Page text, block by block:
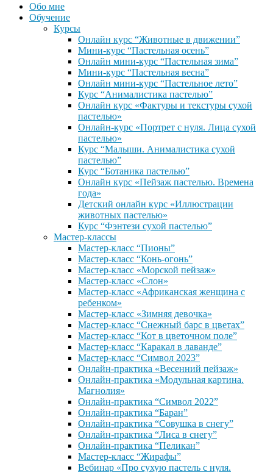
Обо мне
Обучение
Курсы
Онлайн курс “Животные в движении”
Мини-курс “Пастельная осень”
Онлайн мини-курс “Пастельная зима”
Мини-курс “Пастельная весна”
Онлайн мини-курс “Пастельное лето”
Курс “Анималистика пастелью”
Онлайн курс «Фактуры и текстуры сухой
пастелью»
Онлайн-курс «Портрет с нуля. Лица сухой
пастелью»
Курс “Малыши. Анималистика сухой
пастелью”
Курс “Ботаника пастелью”
Онлайн курс «Пейзаж пастелью. Времена
года»
Детский онлайн курс «Иллюстрации
животных пастелью»
Курс “Фэнтези сухой пастелью”
Мастер-классы
Мастер-класс “Пионы”
Мастер-класс “Конь-огонь”
Мастер-класс «Морской пейзаж»
Мастер-класс «Слон»
Мастер-класс «Африканская женщина с
ребенком»
Мастер-класс «Зимняя девочка»
Мастер-класс “Снежный барс в цветах”
Мастер-класс “Кот в цветочном поле”
Мастер-класс “Каракал в лаванде”
Мастер-класс “Символ 2023”
Онлайн-практика «Весенний пейзаж»
Онлайн-практика «Модульная картина.
Магнолия»
Онлайн-практика “Символ 2022”
Онлайн-практика “Баран”
Онлайн-практика “Совушка в снегу”
Онлайн-практика “Лиса в снегу”
Онлайн-практика “Пеликан”
Мастер-класс “Жирафы”
Вебинар «Про сухую пастель с нуля.